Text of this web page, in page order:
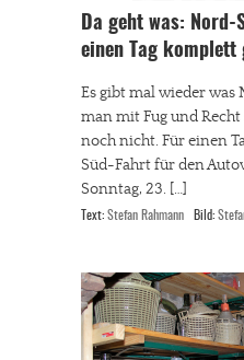
Da geht was:
einen Tag komplett
Es gibt mal wieder was
man mit Fug und
noch nicht. Für einen
Süd-Fahrt für den
Sonntag, 23. […]
Text: Stefan Rahmann Bild: